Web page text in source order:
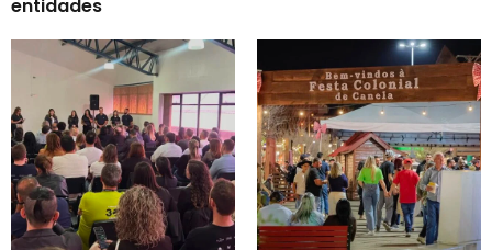
entidades